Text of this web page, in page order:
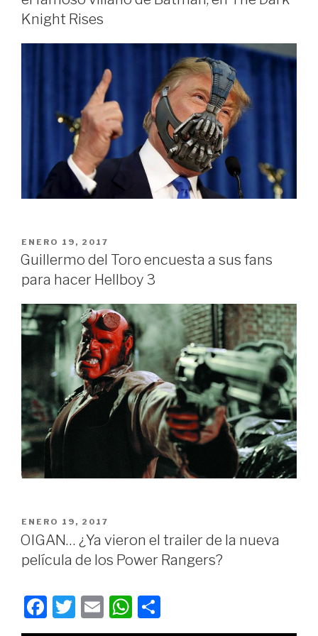
Knight Rises
PUBLICADO
EN
ENERO 19, 2017
Guillermo del Toro encuesta a sus fans
para hacer Hellboy 3
PUBLICADO
EN
ENERO 19, 2017
OIGAN… ¿Ya vieron el trailer de la nueva
película de los Power Rangers?
F
a
T
wi
E
m
W
h o